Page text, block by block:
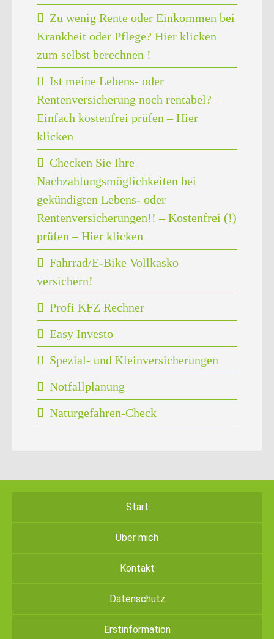
Zu wenig Rente oder Einkommen bei
Krankheit oder Pflege? Hier klicken
zum selbst berechnen !
Ist meine Lebens- oder
Rentenversicherung noch rentabel? –
Einfach kostenfrei prüfen – Hier
klicken
Checken Sie Ihre
Nachzahlungsmöglichkeiten bei
gekündigten Lebens- oder
Rentenversicherungen!! – Kostenfrei (!)
prüfen – Hier klicken
Fahrrad/E-Bike Vollkasko
versichern!
Profi KFZ Rechner
Easy Investo
Spezial- und Kleinversicherungen
Notfallplanung
Naturgefahren-Check
Start
Über mich
Kontakt
Datenschutz
Erstinformation